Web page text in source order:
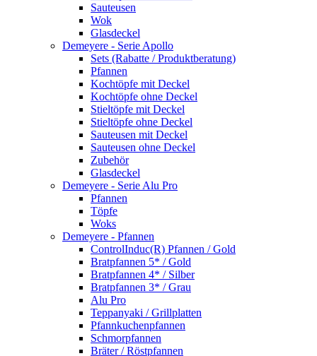
Sauteusen
Wok
Glasdeckel
Demeyere - Serie Apollo
Sets (Rabatte / Produktberatung)
Pfannen
Kochtöpfe mit Deckel
Kochtöpfe ohne Deckel
Stieltöpfe mit Deckel
Stieltöpfe ohne Deckel
Sauteusen mit Deckel
Sauteusen ohne Deckel
Zubehör
Glasdeckel
Demeyere - Serie Alu Pro
Pfannen
Töpfe
Woks
Demeyere - Pfannen
ControlInduc(R) Pfannen / Gold
Bratpfannen 5* / Gold
Bratpfannen 4* / Silber
Bratpfannen 3* / Grau
Alu Pro
Teppanyaki / Grillplatten
Pfannkuchenpfannen
Schmorpfannen
Bräter / Röstpfannen